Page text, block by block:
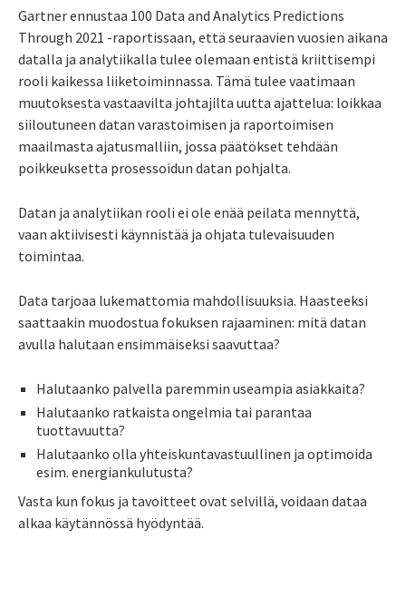
Gartner ennustaa 100 Data and Analytics Predictions
Through 2021 -raportissaan, että seuraavien vuosien aikana
datalla ja analytiikalla tulee olemaan entistä kriittisempi
rooli kaikessa liiketoiminnassa. Tämä tulee vaatimaan
muutoksesta vastaavilta johtajilta uutta ajattelua: loikkaa
siiloutuneen datan varastoimisen ja raportoimisen
maailmasta ajatusmalliin, jossa päätökset tehdään
poikkeuksetta prosessoidun datan pohjalta.
Datan ja analytiikan rooli ei ole enää peilata mennyttä,
vaan aktiivisesti käynnistää ja ohjata tulevaisuuden
toimintaa.
Data tarjoaa lukemattomia mahdollisuuksia. Haasteeksi
saattaakin muodostua fokuksen rajaaminen: mitä datan
avulla halutaan ensimmäiseksi saavuttaa?
Halutaanko palvella paremmin useampia asiakkaita?
Halutaanko ratkaista ongelmia tai parantaa
tuottavuutta?
Halutaanko olla yhteiskuntavastuullinen ja optimoida
esim. energiankulutusta?
Vasta kun fokus ja tavoitteet ovat selvillä, voidaan dataa
alkaa käytännössä hyödyntää.